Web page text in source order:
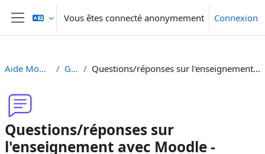
Passer au contenu principal
Panneau latéral
Vous êtes connecté anonymement Connexion
Aide Moodle - Moodle Hilfe Généralités Questions/réponses sur l'enseignement avec Moodle - Fragen/Antworten zum Unterrichen mit Moodle
Questions/réponses sur
l'enseignement avec Moodle -